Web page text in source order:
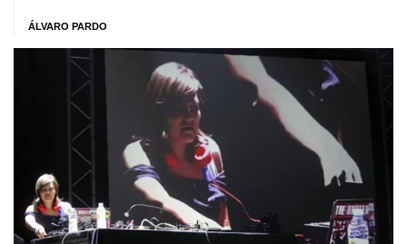
ÁLVARO PARDO